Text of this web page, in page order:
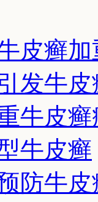
皮癣加
发牛
牛皮
牛皮癣
防牛皮